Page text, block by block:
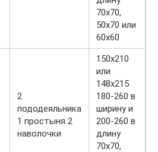
70х70,
50х70 или
60х60
2
пододеяльника
1 простыня 2
наволочки
150х210
или
148х215
180-260 в
ширину и
200-260 в
длину
70х70,